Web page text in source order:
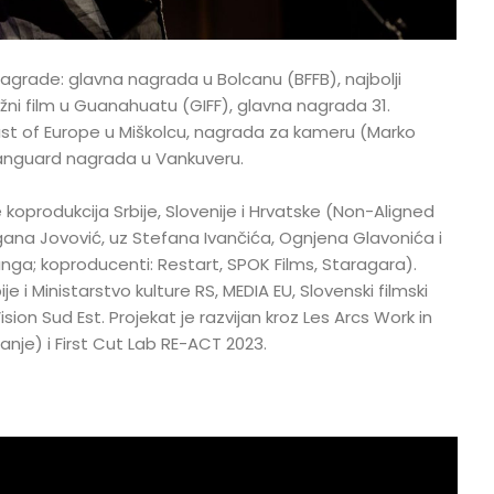
glavna nagrada u Bolcanu (BFFB), najbolji
film u Guanahuatu (GIFF), glavna nagrada 31.
of Europe u Miškolcu, nagrada za kameru (Marko
nagrada u Vankuveru.
Srbije, Slovenije i Hrvatske (Non-Aligned
Jovović, uz Stefana Ivančića, Ognjena Glavonića i
koproducenti: Restart, SPOK Films, Staragara).
i Ministarstvo kulture RS, MEDIA EU, Slovenski filmski
Sud Est. Projekat je razvijan kroz Les Arcs Work in
i First Cut Lab RE-ACT 2023.